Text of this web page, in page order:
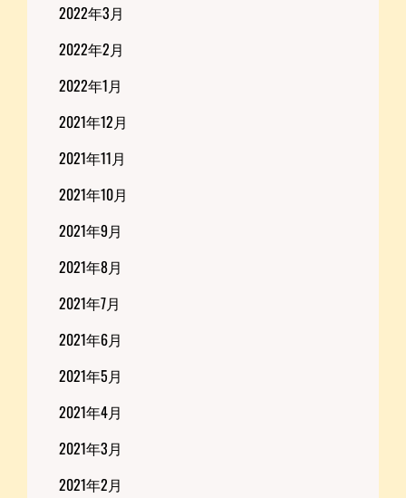
2022年3月
2022年2月
2022年1月
2021年12月
2021年11月
2021年10月
2021年9月
2021年8月
2021年7月
2021年6月
2021年5月
2021年4月
2021年3月
2021年2月